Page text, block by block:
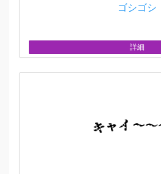
ゴシゴシ
詳細